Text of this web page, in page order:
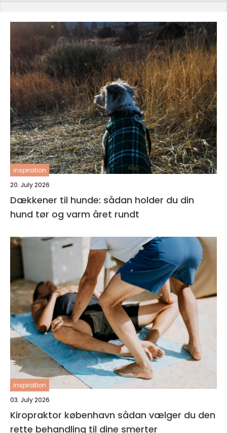
inspiration
20. July 2026
Dækkener til hunde: sådan holder du din
hund tør og varm året rundt
inspiration
03. July 2026
Kiropraktor københavn sådan vælger du den
rette behandling til dine smerter